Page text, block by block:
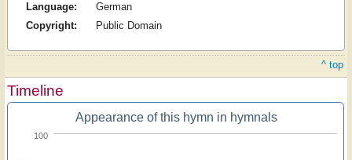
Language:
German
Copyright:
Public Domain
^ top
Timeline
Appearance of this hymn in hymnals
100